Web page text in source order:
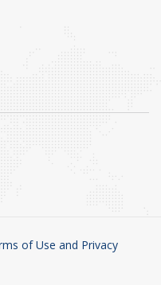
of Use and Privacy